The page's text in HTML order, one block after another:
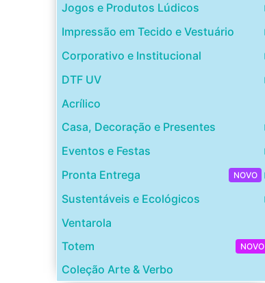
Jogos e Produtos Lúdicos
Impressão em Tecido e Vestuário
Corporativo e Institucional
DTF UV
Acrílico
Casa, Decoração e Presentes
Eventos e Festas
NOVO
Pronta Entrega
Sustentáveis e Ecológicos
Ventarola
NOVO
Totem
Coleção Arte & Verbo